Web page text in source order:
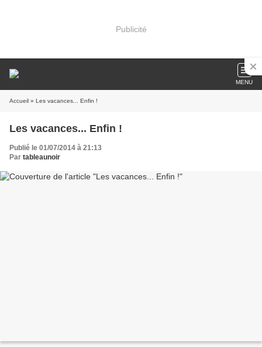
Publicité
MENU
Accueil » Les vacances... Enfin !
Les vacances... Enfin !
Publié le 01/07/2014 à 21:13
Par tableaunoir